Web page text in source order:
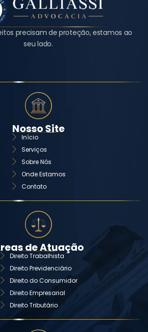
precisam de proteção, estamos ao
seu lado.
Nosso Site
Início
Serviços
Sobre Nós
Onde Estamos
Contato
de Atuação
Direito Trabalhista
Direito Previdenciário
Direito do Consumidor
Direito Empresarial
Direito Tributário